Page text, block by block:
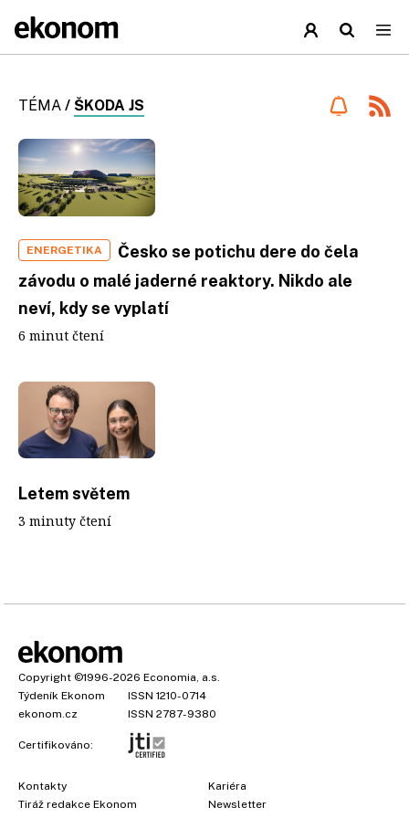
TÉMA / ŠKODA JS
ENERGETIKA
Česko se potichu dere do čela
závodu o malé jaderné reaktory. Nikdo ale
neví, kdy se vyplatí
6 minut čtení
Letem světem
3 minuty čtení
Copyright ©1996-2026 Economia, a.s.
Týdeník Ekonom
ISSN 1210-0714
ekonom.cz
ISSN 2787-9380
Certifikováno:
Kontakty
Tiráž redakce Ekonom
Kariéra
Newsletter